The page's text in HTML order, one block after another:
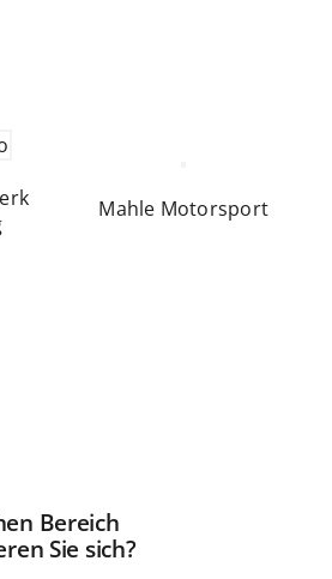
Mahle Motorsport
Bereich
Sie sich?